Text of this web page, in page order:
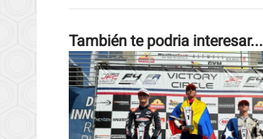
También te podria interesar...